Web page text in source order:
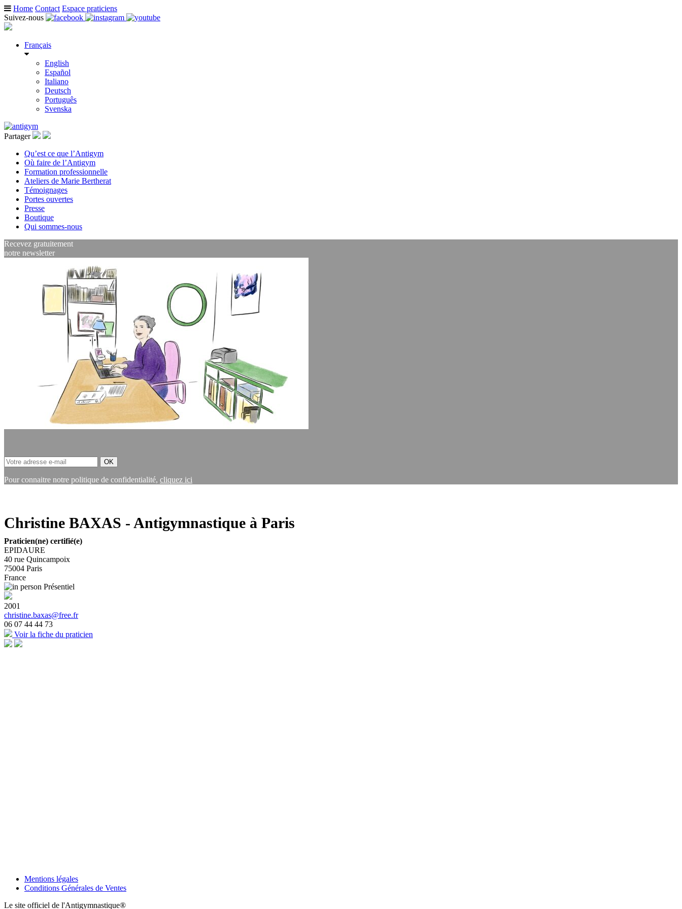
Home Contact Espace praticiens
Suivez-nous
Français
English
Español
Italiano
Deutsch
Português
Svenska
Partager
Qu’est ce que l’Antigym
Où faire de l’Antigym
Formation professionnelle
Ateliers de Marie Bertherat
Témoignages
Portes ouvertes
Presse
Boutique
Qui sommes-nous
Recevez gratuitement
notre newsletter
Pour connaitre notre politique de confidentialité, cliquez ici
Christine BAXAS - Antigymnastique à Paris
Praticien(ne) certifié(e)
EPIDAURE
40 rue Quincampoix
75004 Paris
France
Présentiel
2001
christine.baxas@free.fr
06 07 44 44 73
Voir la fiche du praticien
Mentions légales
Conditions Générales de Ventes
Le site officiel de l'Antigymnastique®